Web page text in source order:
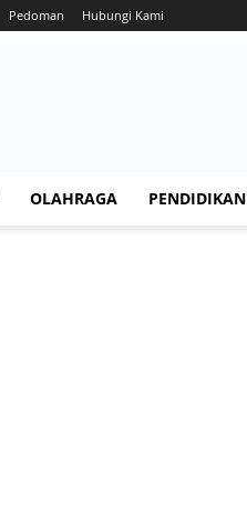
Pedoman Hubungi Kami
OLAHRAGA PENDIDIKAN